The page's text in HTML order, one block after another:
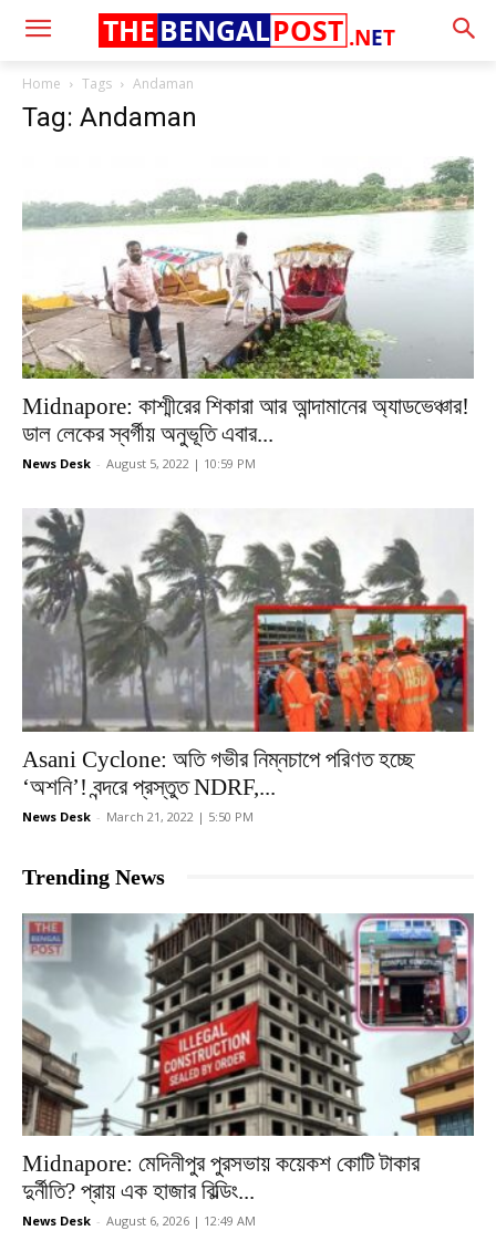
.NET
THE BENGALPOST
Home Tags Andaman
Tag: Andaman
Midnapore: কাশ্মীরের শিকারা আর আন্দামানের অ্যাডভেঞ্চার!
ডাল লেকের স্বর্গীয় অনুভূতি এবার...
News Desk - August 5, 2022 | 10:59 PM
Asani Cyclone: অতি গভীর নিম্নচাপে পরিণত হচ্ছে
‘অশনি’! বন্দরে প্রস্তুত NDRF,...
News Desk - March 21, 2022 | 5:50 PM
Trending News
Midnapore: মেদিনীপুর পুরসভায় কয়েকশ কোটি টাকার
দুর্নীতি? প্রায় এক হাজার বিল্ডিং...
News Desk - August 6, 2026 | 12:49 AM